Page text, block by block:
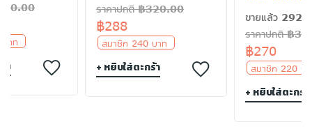
าท
า
ราคาปกติ ฿320.00
฿288
สมาชิก 240 บาท
+ หยิบใส่ตะกร้า
ขายแล้ว 292
ราคาปกติ ฿
฿270
สมาชิก 220
+ หยิบใส่ตะกร้า